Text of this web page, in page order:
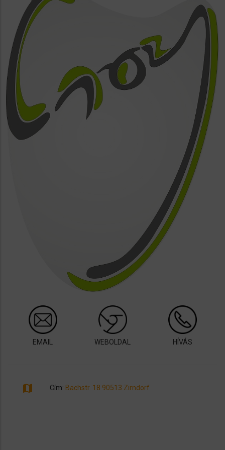
EMAIL WEBOLDAL HÍVÁS
map Cím: Bachstr. 18 90513 Zirndorf